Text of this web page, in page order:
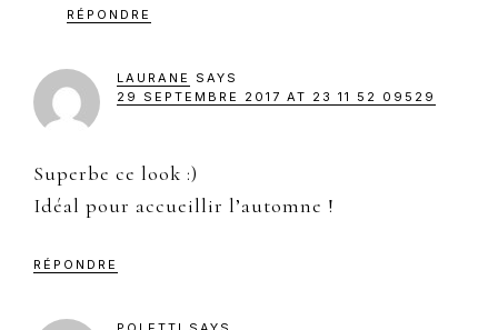
RÉPONDRE
LAURANE
SAYS
29 SEPTEMBRE 2017 AT 23 11 52 09529
Superbe ce look :)
Idéal pour accueillir l’automne !
RÉPONDRE